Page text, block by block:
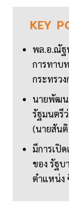
KEY
พล.อ.ณัฐ
การทาบ
กระทรว
นายพัฒน
รัฐมนตรี
(นายสัน
มีการเปิ
ของ รัฐ
ตำแหน่ง